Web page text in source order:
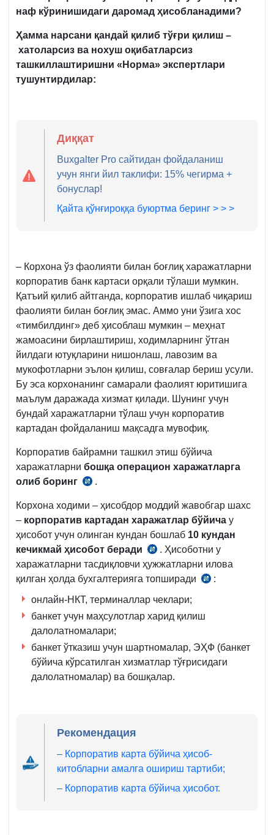
наф кўринишидаги даромад ҳисобланадими?
Ҳамма нарсани қандай қилиб тўғри қилиш –
хатоларсиз ва нохуш оқибатларсиз
ташкиллаштиришни « Норма» экспертлари
тушунтирдилар:
Диққат
Buxgalter Pro сайтидан фойдаланиш
учун янги йил таклифи: 15% чегирма +
бонуслар!
Қайта қўнғироққа буюртма беринг > > >
– Корхона ўз фаолияти билан боғлиқ харажатларни
корпоратив банк картаси орқали тўлаши мумкин.
Қатъий қилиб айтганда, корпоратив ишлаб чиқариш
фаолияти билан боғлиқ эмас. Аммо уни ўзига хос
«тимбилдинг» деб ҳисоблаш мумкин – меҳнат
жамоасини бирлаштириш, ходимларнинг ўтган
йилдаги ютуқларини нишонлаш, лавозим ва
мукофотларни эълон қилиш, совғалар бериш усули.
Бу эса корхонанинг самарали фаолият юритишига
маълум даражада хизмат қилади. Шунинг учун
бундай харажатларни тўлаш учун корпоратив
картадан фойдаланиш мақсадга мувофиқ.
Корпоратив байрамни ташкил этиш бўйича
харажатларни бошқа операцион харажатларга
олиб боринг
05.02.1999
сон
2.3.6-
б.
.
Корхона ходими – ҳисобдор моддий жавобгар шахс
– корпоратив картадан харажатлар бўйича у
ҳисобот учун олинган кундан бошлаб 10 кундан
кечикмай ҳисобот беради
03.04.2021
й.
АВ
рўйхат
3294-
19-
б.
. Ҳисоботни у
харажатларни тасдиқловчи ҳужжатларни илова
қилган ҳолда бухгалтерияга топширади
03.04.2021
3294-
сон
:
онлайн-НКТ, терминаллар чеклари;
банкет учун маҳсулотлар харид қилиш
далолатномалари;
банкет ўтказиш учун шартномалар, ЭҲФ (банкет
бўйича кўрсатилган хизматлар тўғрисидаги
далолатномалар) ва бошқалар.
Рекомендация
– Корпоратив карта бўйича ҳисоб-
китобларни амалга ошириш тартиби;
– Корпоратив карта бўйича ҳисобот.